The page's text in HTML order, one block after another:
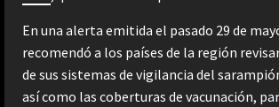
En una alerta emitida el pasado 29 de
recomendó a los países de la región
de sus sistemas de vigilancia del
así como las coberturas de vacunación,